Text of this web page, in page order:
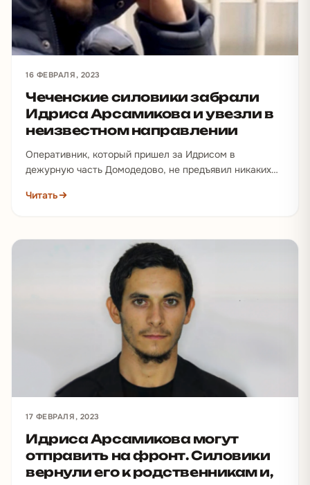
16 ФЕВРАЛЯ, 2023
Чеченские силовики забрали
Идриса Арсамикова и увезли в
неизвестном направлении
Оперативник, который пришел за Идрисом в
дежурную часть Домодедово, не предъявил никаких
предоставить…
Читать
17 ФЕВРАЛЯ, 2023
Идриса Арсамикова могут
отправить на фронт. Силовики
вернули его к родственникам и,